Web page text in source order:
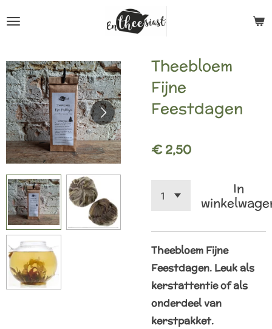
de
hoofdinhoud
Theebloem
Fijne
Feestdagen
€ 2,50
In
Theebloem Fijne
Feestdagen. Leuk als
kerstattentie of als
onderdeel van
kerstpakket.